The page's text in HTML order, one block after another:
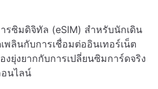
รซิมดิจิทัล (eSIM) สำหรับนักเดิน
พลินกับการเชื่อมต่ออินเทอร์เน็ต
ยุ่งยากกับการเปลี่ยนซิมการ์ดจริง
นไลน์